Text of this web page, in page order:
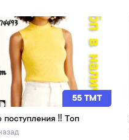
55 TMT
поступления ‼️ Топ